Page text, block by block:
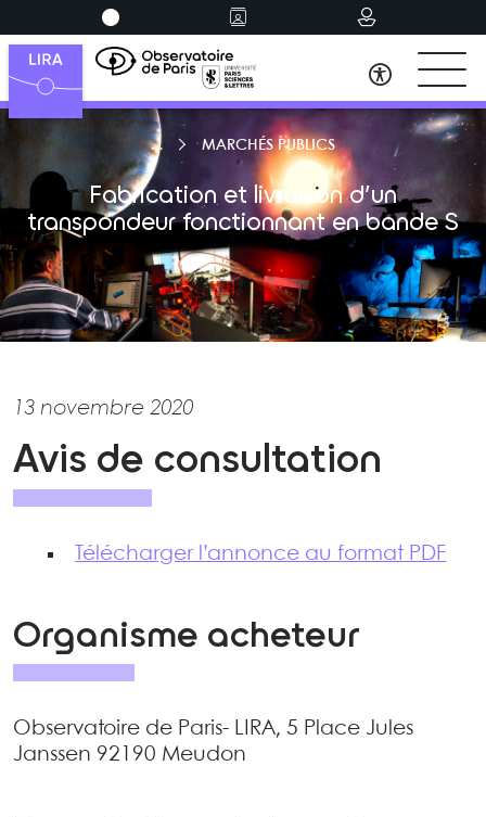
MARCHÉS PUBLICS
Fabrication et livraison d’un
transpondeur fonctionnant en bande S
13 novembre 2020
Avis de consultation
Télécharger l’annonce au format PDF
Organisme acheteur
Observatoire de Paris- LIRA, 5 Place Jules
Janssen 92190 Meudon